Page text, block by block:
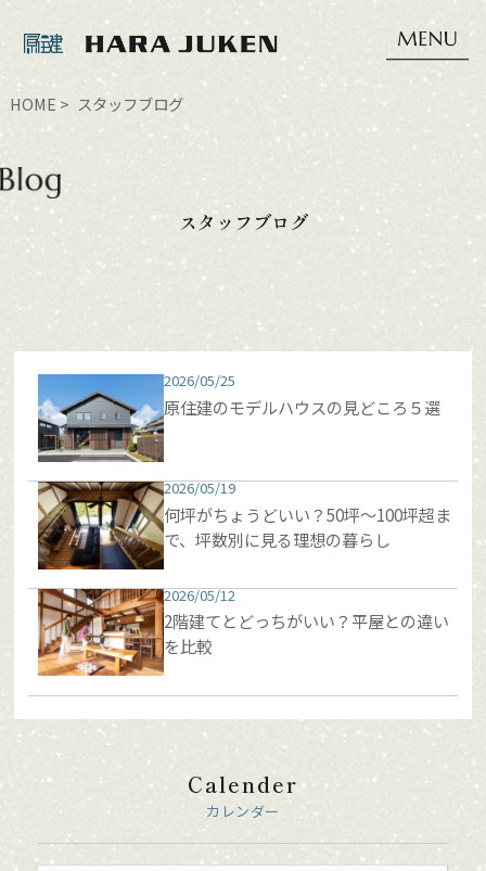
HOME スタッフブログ
スタッフブログ
2026/05/25
原住建のモデルハウスの見どころ５選
2026/05/19
何坪がちょうどいい？50坪〜100坪超ま
で、坪数別に見る理想の暮らし
2026/05/12
2階建てとどっちがいい？平屋との違い
を比較
Calender
カレンダー